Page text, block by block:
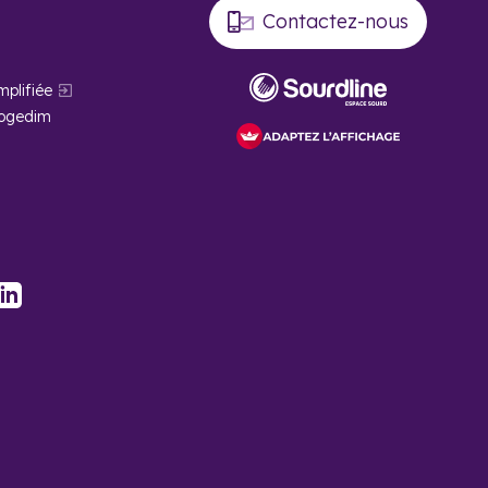
Contactez-nous
LinkedIn